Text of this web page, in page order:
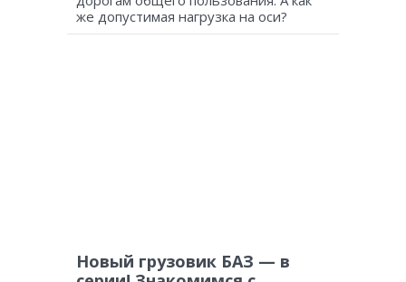
же допустимая нагрузка на оси?
Новый грузовик БАЗ — в